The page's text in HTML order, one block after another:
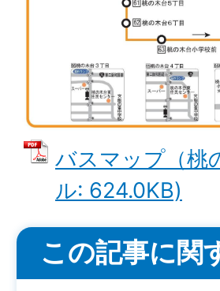
バスマップ（桃
ル: 624.0KB)
この記事に関